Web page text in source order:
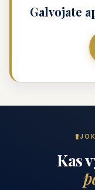
Galvojate
Kas